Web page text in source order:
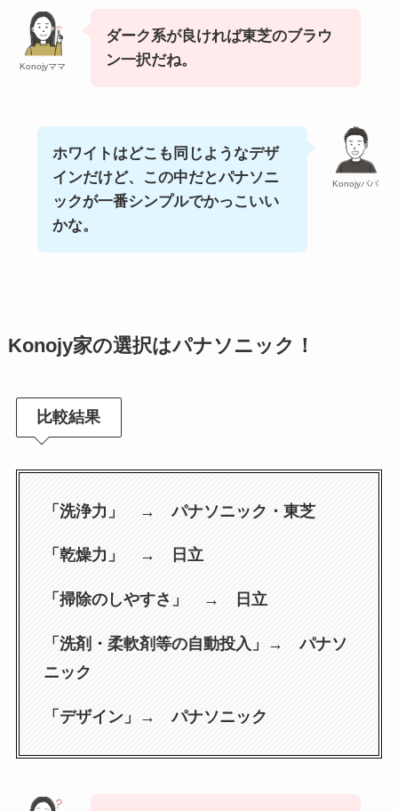
Konojyママ
ダーク系が良ければ東芝のブラウ
ン一択だね。
Konojyパパ
ホワイトはどこも同じようなデザ
インだけど、この中だとパナソニ
ックが一番シンプルでかっこいい
かな。
Konojy家の選択はパナソニック！
比較結果
「洗浄力」 → パナソニック・東芝
「乾燥力」 → 日立
「掃除のしやすさ」 → 日立
「洗剤・柔軟剤等の自動投入」→ パナソ
ニック
「デザイン」→ パナソニック